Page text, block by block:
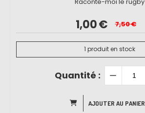
1,00€ 7,50€
1 produit en stock
Quantité :
AJOUTER AU PANIER